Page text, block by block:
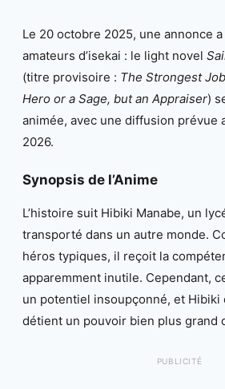
Le 20 octobre 2025, une annonce
amateurs d’isekai : le light novel
(titre provisoire : The Strongest
Hero or a Sage, but an Appraiser)
animée, avec une diffusion prévue
2026.
Synopsis de l’Anime
L’histoire suit Hibiki Manabe, un
transporté dans un autre monde.
héros typiques, il reçoit la
apparemment inutile. Cependant,
un potentiel insoupçonné, et Hibiki
détient un pouvoir bien plus grand
PUBLICITÉ